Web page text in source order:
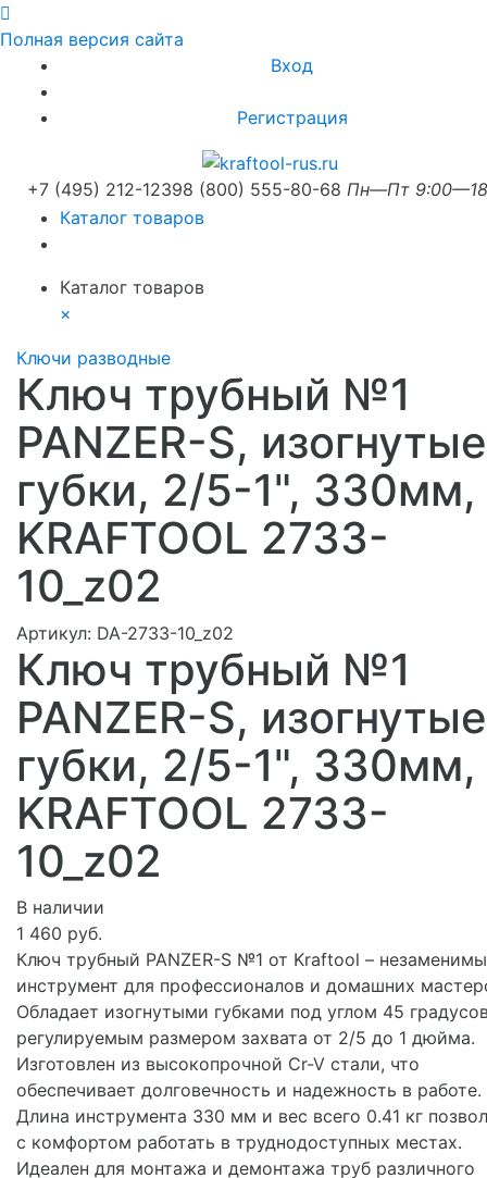
Полная версия сайта
Вход
Регистрация
+7 (495) 212-12398 (800) 555-80-68 Пн—Пт
Каталог товаров
Каталог товаров
×
Ключи разводные
Ключ трубный №1
PANZER-S, изогнутые
губки, 2/5-1", 330мм,
KRAFTOOL 2733-
10_z02
Артикул: DA-2733-10_z02
Ключ трубный №1
PANZER-S, изогнутые
губки, 2/5-1", 330мм,
KRAFTOOL 2733-
10_z02
В наличии
1 460 руб.
Ключ трубный PANZER-S №1 от Kraftool –
инструмент для профессионалов и домашних
Обладает изогнутыми губками под углом 45
регулируемым размером захвата от 2/5 до 1 дюйма.
Изготовлен из высокопрочной Cr-V стали, что
обеспечивает долговечность и надежность в работе.
Длина инструмента 330 мм и вес всего 0.41 кг
с комфортом работать в труднодоступных местах.
Идеален для монтажа и демонтажа труб различного